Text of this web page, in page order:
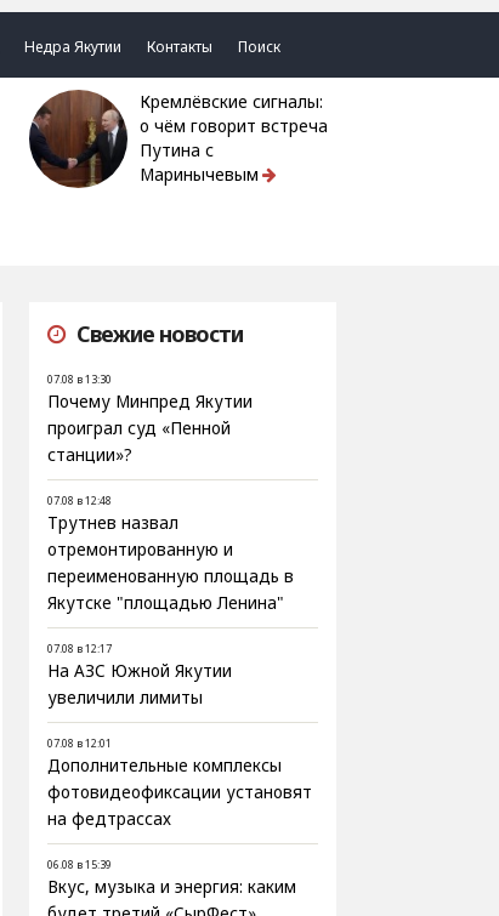
Недра Якутии Контакты Поиск
Кремлёвские сигналы:
о чём говорит встреча
Путина с
Маринычевым
Свежие новости
07.08 в 13:30
Почему Минпред Якутии
проиграл суд «Пенной
станции»?
07.08 в 12:48
Трутнев назвал
отремонтированную и
переименованную площадь в
Якутске "площадью Ленина"
07.08 в 12:17
На АЗС Южной Якутии
увеличили лимиты
07.08 в 12:01
Дополнительные комплексы
фотовидеофиксации установят
на федтрассах
06.08 в 15:39
Вкус, музыка и энергия: каким